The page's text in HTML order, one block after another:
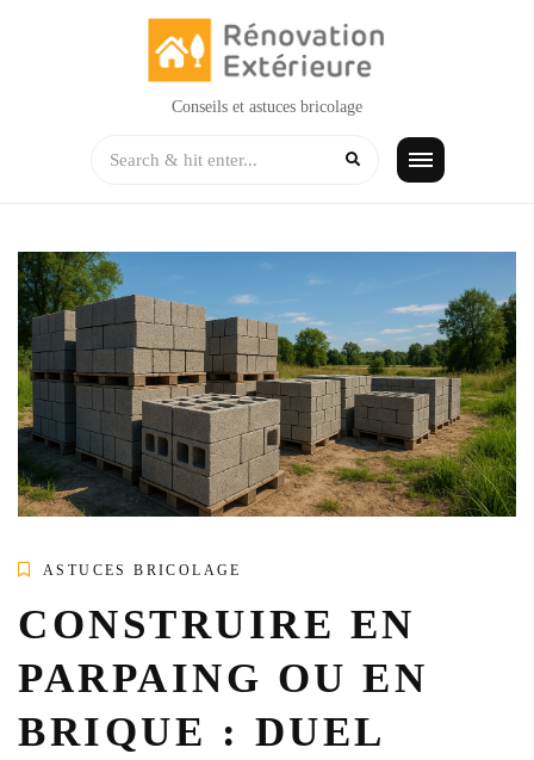
Conseils et astuces bricolage
ASTUCES BRICOLAGE
CONSTRUIRE EN
PARPAING OU EN
BRIQUE : DUEL